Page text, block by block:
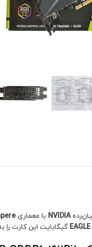
NVIDIA با معماری
EAGLE گیگابایت این کارت را